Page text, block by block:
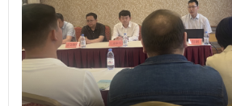
制、畅通资源对接渠道、搭建学术交流
议。 相关职能部门负责人，各教学科
谈。 （供稿：科研处 撰稿：吕叔阳 审